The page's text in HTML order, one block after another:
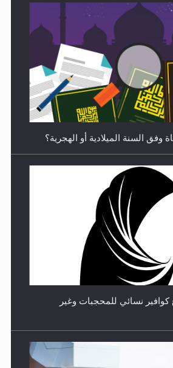
وساوس المعارضين ...**...
نسائي للمحجبات وغير
مسرور أحمد أيده الله في أطفال
المولود..